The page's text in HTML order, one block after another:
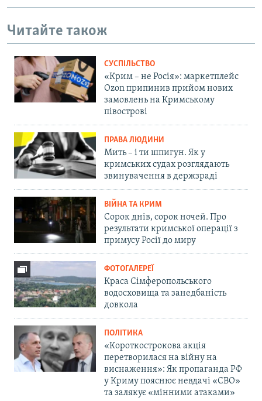
Читайте також
СУСПІЛЬСТВО
«Крим – не Росія»: маркетплейс
Ozon припинив прийом нових
замовлень на Кримському
півострові
ПРАВА ЛЮДИНИ
Мить – і ти шпигун. Як у
кримських судах розглядають
звинувачення в держзраді
ВІЙНА ТА КРИМ
Сорок днів, сорок ночей. Про
результати кримської операції з
примусу Росії до миру
ФОТОГАЛЕРЕЇ
Краса Сімферопольського
водосховища та занедбаність
довкола
ПОЛІТИКА
«Короткострокова акція
перетворилася на війну на
виснаження»: Як пропаганда РФ
у Криму пояснює невдачі «СВО»
та залякує «мінними атаками»